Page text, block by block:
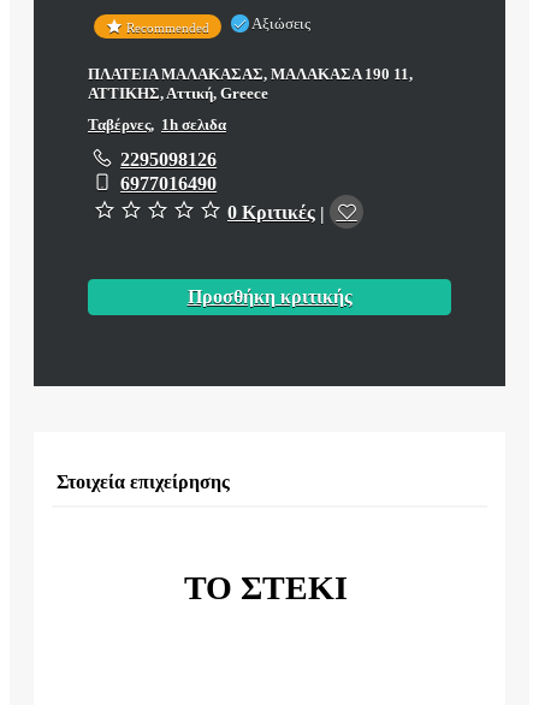
Recommended Αξιώσεις
ΠΛΑΤΕΙΑ ΜΑΛΑΚΑΣΑΣ, ΜΑΛΑΚΑΣΑ 190 11,
ΑΤΤΙΚΗΣ, Αττική, Greece
Ταβέρνες, 1h σελιδα
2295098126
6977016490
0 Κριτικές |
Προσθήκη κριτικής
Στοιχεία επιχείρησης
ΤΟ ΣΤΕΚΙ